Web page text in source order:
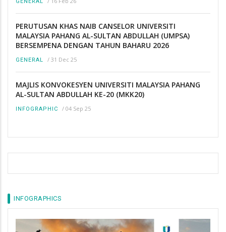
PERUTUSAN KHAS NAIB CANSELOR UNIVERSITI
MALAYSIA PAHANG AL-SULTAN ABDULLAH (UMPSA)
BERSEMPENA DENGAN TAHUN BAHARU 2026
GENERAL / 31 Dec 25
MAJLIS KONVOKESYEN UNIVERSITI MALAYSIA PAHANG
AL-SULTAN ABDULLAH KE-20 (MKK20)
INFOGRAPHIC / 04 Sep 25
INFOGRAPHICS